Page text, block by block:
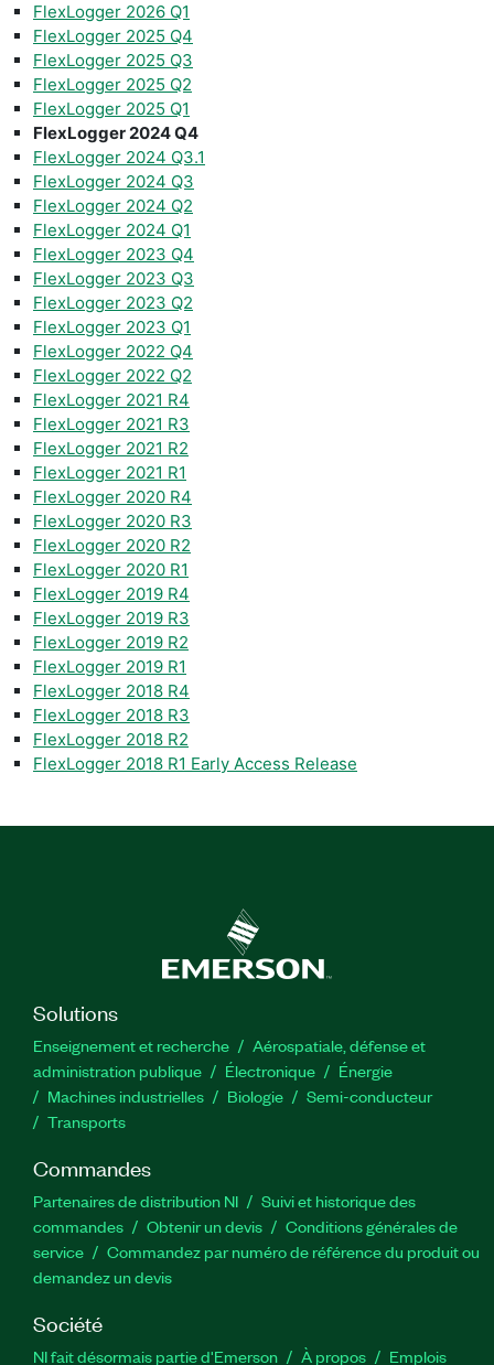
FlexLogger 2026 Q1
FlexLogger 2025 Q4
FlexLogger 2025 Q3
FlexLogger 2025 Q2
FlexLogger 2025 Q1
FlexLogger 2024 Q4
FlexLogger 2024 Q3.1
FlexLogger 2024 Q3
FlexLogger 2024 Q2
FlexLogger 2024 Q1
FlexLogger 2023 Q4
FlexLogger 2023 Q3
FlexLogger 2023 Q2
FlexLogger 2023 Q1
FlexLogger 2022 Q4
FlexLogger 2022 Q2
FlexLogger 2021 R4
FlexLogger 2021 R3
FlexLogger 2021 R2
FlexLogger 2021 R1
FlexLogger 2020 R4
FlexLogger 2020 R3
FlexLogger 2020 R2
FlexLogger 2020 R1
FlexLogger 2019 R4
FlexLogger 2019 R3
FlexLogger 2019 R2
FlexLogger 2019 R1
FlexLogger 2018 R4
FlexLogger 2018 R3
FlexLogger 2018 R2
FlexLogger 2018 R1 Early Access Release
Solutions
Enseignement et recherche
Aérospatiale, défense et
administration publique
Électronique
Énergie​
Machines industrielles
Biologie
Semi-conducteur
Transports
Commandes
Partenaires de distribution NI
Suivi et historique des
commandes
Obtenir un devis
Conditions générales de
service
Commandez par numéro de référence du produit ou
demandez un devis
Société
NI fait désormais partie d'Emerson À propos Emplois